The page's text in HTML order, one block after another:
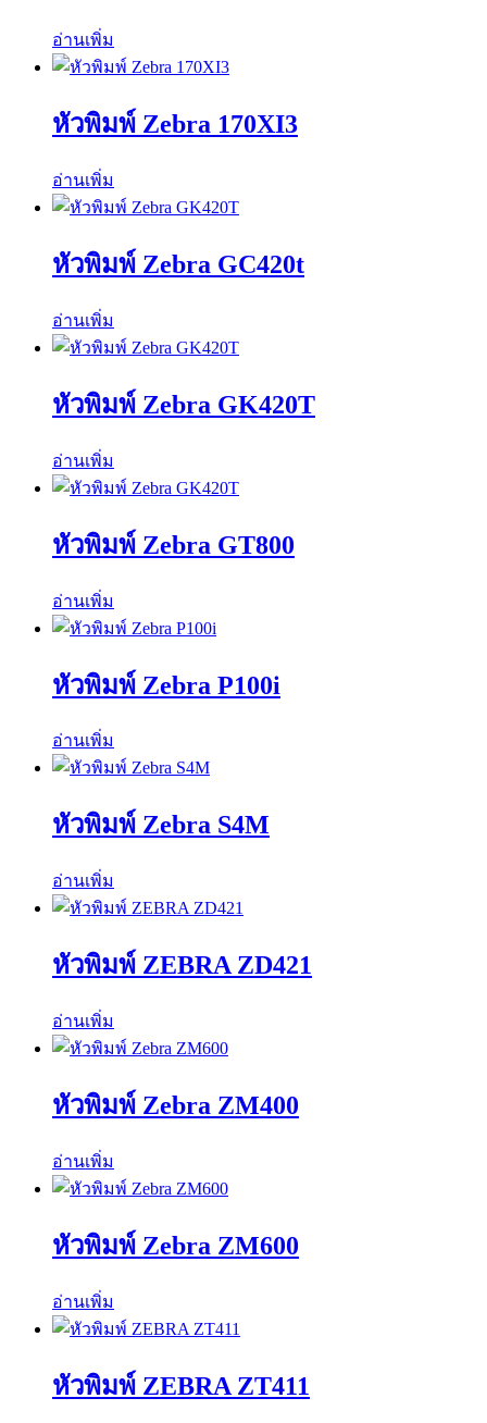
อ่านเพิ่ม
หัวพิมพ์ Zebra 170XI3
อ่านเพิ่ม
หัวพิมพ์ Zebra GC420t
อ่านเพิ่ม
หัวพิมพ์ Zebra GK420T
อ่านเพิ่ม
หัวพิมพ์ Zebra GT800
อ่านเพิ่ม
หัวพิมพ์ Zebra P100i
อ่านเพิ่ม
หัวพิมพ์ Zebra S4M
อ่านเพิ่ม
หัวพิมพ์ ZEBRA ZD421
อ่านเพิ่ม
หัวพิมพ์ Zebra ZM400
อ่านเพิ่ม
หัวพิมพ์ Zebra ZM600
อ่านเพิ่ม
หัวพิมพ์ ZEBRA ZT411